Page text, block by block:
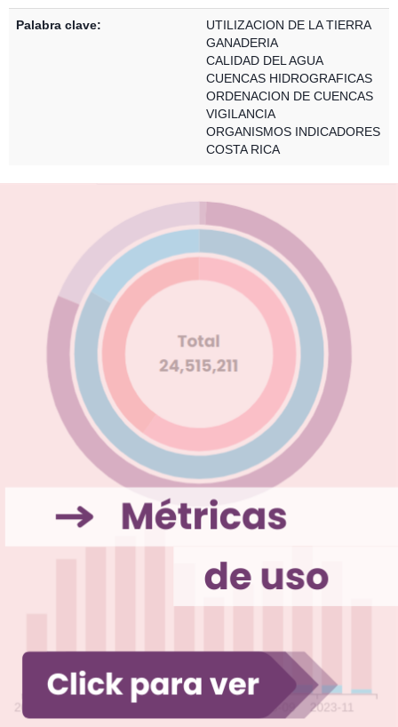
Palabra clave:
UTILIZACION DE LA TIERRA
GANADERIA
CALIDAD DEL AGUA
CUENCAS HIDROGRAFICAS
ORDENACION DE CUENCAS
VIGILANCIA
ORGANISMOS INDICADORES
COSTA RICA